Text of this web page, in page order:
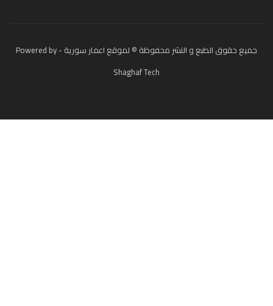
جميع حقوق الطبع و النشر محفوظة © لموقع اعمار سورية - Powered by
Shaghaf Tech